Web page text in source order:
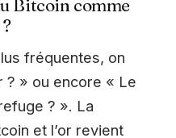
Bitcoin comme
fréquentes, on
? » ou encore « Le
? ». La
et l’or revient